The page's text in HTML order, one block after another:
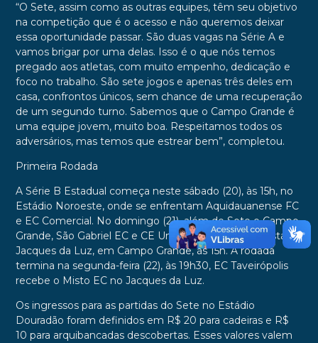
“O Sete, assim como as outras equipes, têm seu objetivo
na competição que é o acesso e não queremos deixar
essa oportunidade passar. São duas vagas na Série A e
vamos brigar por uma delas. Isso é o que nós temos
pregado aos atletas, com muito empenho, dedicação e
foco no trabalho. São sete jogos e apenas três deles em
casa, confrontos únicos, sem chance de uma recuperação
de um segundo turno. Sabemos que o Campo Grande é
uma equipe jovem, muito boa. Respeitamos todos os
adversários, mas temos que estrear bem”, completou.
Primeira Rodada
A Série B Estadual começa neste sábado (20), às 15h, no
Estádio Noroeste, onde se enfrentam Aquidauanense FC
e EC Comercial. No domingo (21), além de Sete e Campo
Grande, São Gabriel EC e CE União ABC jogam no Estádio
Jacques da Luz, em Campo Grande, às 15h. A rodada
termina na segunda-feira (22), às 19h30, EC Taveirópolis
recebe o Misto EC no Jacques da Luz.
Os ingressos para as partidas do Sete no Estádio
Douradão foram definidos em R$ 20 para cadeiras e R$
10 para arquibancadas descobertas. Esses valores valem